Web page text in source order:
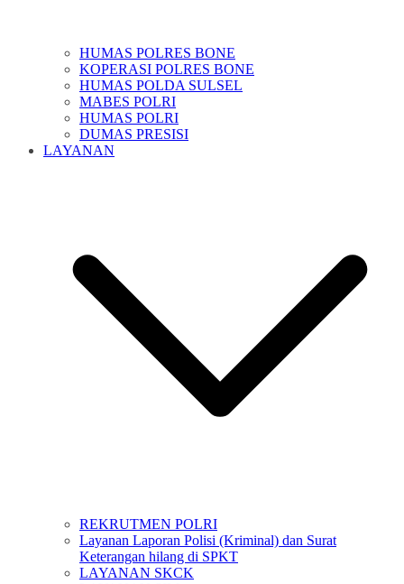
HUMAS POLRES BONE
KOPERASI POLRES BONE
HUMAS POLDA SULSEL
MABES POLRI
HUMAS POLRI
DUMAS PRESISI
LAYANAN
REKRUTMEN POLRI
Layanan Laporan Polisi (Kriminal) dan Surat
Keterangan hilang di SPKT
LAYANAN SKCK